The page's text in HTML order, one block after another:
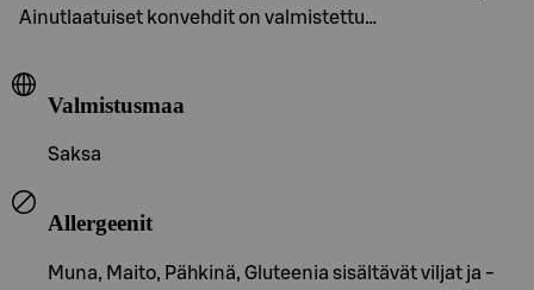
Ainutlaatuiset konvehdit on valmistettu…
Valmistusmaa
Saksa
Allergeenit
Muna, Maito, Pähkinä, Gluteenia sisältävät viljat ja -